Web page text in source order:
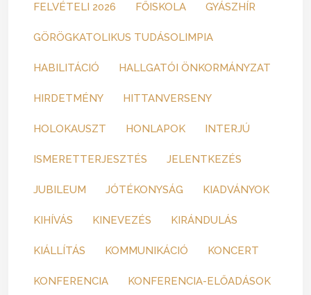
FELVÉTELI 2026 FŐISKOLA GYÁSZHÍR
GÖRÖGKATOLIKUS TUDÁSOLIMPIA
HABILITÁCIÓ HALLGATÓI ÖNKORMÁNYZAT
HIRDETMÉNY HITTANVERSENY
HOLOKAUSZT HONLAPOK INTERJÚ
ISMERETTERJESZTÉS JELENTKEZÉS
JUBILEUM JÓTÉKONYSÁG KIADVÁNYOK
KIHÍVÁS KINEVEZÉS KIRÁNDULÁS
KIÁLLÍTÁS KOMMUNIKÁCIÓ KONCERT
KONFERENCIA KONFERENCIA-ELŐADÁSOK